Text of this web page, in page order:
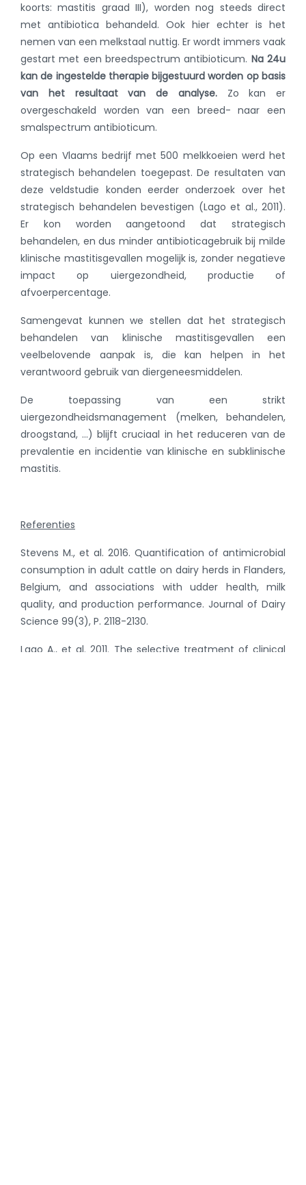
koorts: mastitis graad III), worden nog steeds direct
met antibiotica behandeld. Ook hier echter is het
nemen van een melkstaal nuttig. Er wordt immers vaak
gestart met een breedspectrum antibioticum. Na 24u
kan de ingestelde therapie bijgestuurd worden op basis
van het resultaat van de analyse.Zo kan er
overgeschakeld worden van een breed- naar een
smalspectrum antibioticum.
Op een Vlaams bedrijf met 500 melkkoeien werd het
strategisch behandelen toegepast. De resultaten van
deze veldstudie konden eerder onderzoek over het
strategisch behandelen bevestigen (Lago et al., 2011).
Er kon worden aangetoond dat strategisch
behandelen, en dus minder antibioticagebruik bij milde
klinische mastitisgevallen mogelijk is, zonder negatieve
impact op uiergezondheid, productie of
afvoerpercentage.
Samengevat kunnen we stellen dat het strategisch
behandelen van klinische mastitisgevallen een
veelbelovende aanpak is, die kan helpen in het
verantwoord gebruik van diergeneesmiddelen.
De toepassing van een strikt
uiergezondheidsmanagement (melken, behandelen,
droogstand, ...) blijft cruciaal in het reduceren van de
prevalentie en incidentie van klinische en subklinische
mastitis.
Referenties
Stevens M., et al. 2016. Quantification of antimicrobial
consumption in adult cattle on dairy herds in Flanders,
Belgium, and associations with udder health, milk
quality, and production performance. Journal of Dairy
Science 99(3), P. 2118-2130.
Lago A., et al. 2011. The selective treatment of clinical